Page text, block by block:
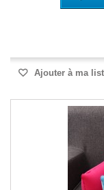
Ajouter à ma